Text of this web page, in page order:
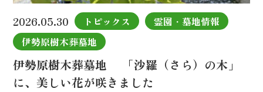
2026.05.30 トピックス
霊園・墓地情報
伊勢原樹木葬墓地
伊勢原樹木葬墓地 「沙羅（さら）の木」
に、美しい花が咲きました